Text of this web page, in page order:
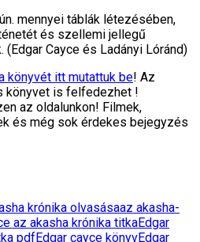
mennyei táblák létezésében,
és szellemi jellegű
(Edgar Cayce és Ladányi Lóránd)
könyvét itt mutattuk be! Az
könyvet is felfedezhet !
az oldalunkon! Filmek,
és még sok érdekes bejegyzés
krónika olvasásaaz akasha-
az akasha krónika titkaEdgar
pdfEdgar cayce könyvEdgar